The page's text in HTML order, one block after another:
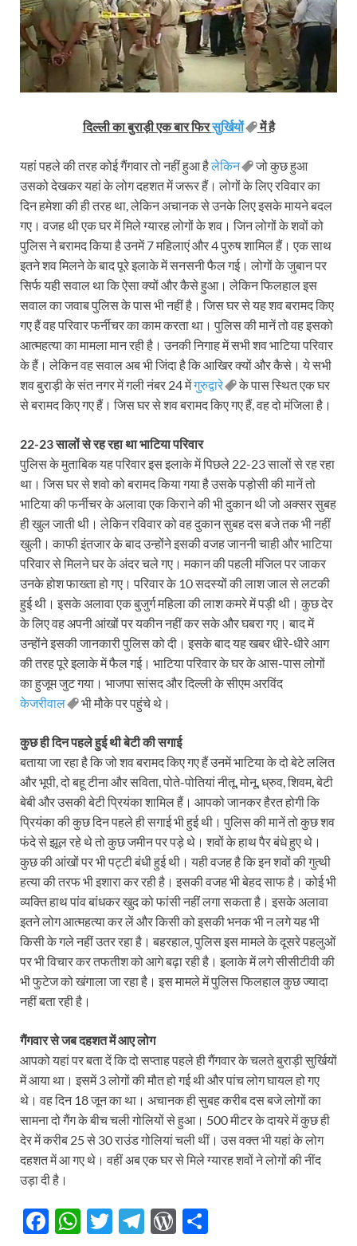
दिल्ली का बुराड़ी एक बार फिरसुर्खियों में है
यहां पहले की तरह कोई गैंगवार तो नहीं हुआ हैलेकिन
जो कुछ हुआ
उसको देखकर यहां के लोग दहशत में जरूर हैं। लोगों के लिए रविवार का
दिन हमेशा की ही तरह था, लेकिन अचानक से उनके लिए इसके मायने बदल
गए। वजह थी एक घर में मिले ग्‍यारह लोगों के शव। जिन लोगों के शवों को
पुलिस ने बरामद किया है उनमें 7 महिलाएं और 4 पुरुष शामिल हैं। एक साथ
इतने शव मिलने के बाद पूरे इलाके में सनसनी फैल गई। लोगों के जुबान पर
सिर्फ यही सवाल था कि ऐसा क्‍यों और कैसे हुआ। लेकिन फिलहाल इस
सवाल का जवाब पुलिस के पास भी नहीं है। जिस घर से यह शव बरामद किए
गए हैं वह परिवार फर्नीचर का काम करता था। पुलिस की मानें तो वह इसको
आत्‍महत्‍या का मामला मान रही है। उनकी निगाह में सभी शव भाटिया परिवार
के हैं। लेकिन वह सवाल अब भी जिंदा है कि आखिर क्‍यों और कैसे। ये सभी
शव बुराड़ी के संत नगर में गली नंबर 24 मेंगुरुद्वारे
के पास स्थित एक घर
से बरामद किए गए हैं। जिस घर से शव बरामद किए गए हैं, वह दो मंजिला है।
22-23 सालों से रह रहा था भाटिया परिवार
पुलिस के मुताबिक यह परिवार इस इलाके में पिछले 22-23 सालों से रह रहा
था। जिस घर से शवो को बरामद किया गया है उसके पड़ोसी की मानें तो
भाटिया की फर्नीचर के अलावा एक किराने की भी दुकान थी जो अक्‍सर सुबह
ही खुल जाती थी। लेकिन रविवार को वह दुकान सुबह दस बजे तक भी नहीं
खुली। काफी इंतजार के बाद उन्‍होंने इसकी वजह जाननी चाही और भाटिया
परिवार से मिलने घर के अंदर चले गए। मकान की पहली मंजिल पर जाकर
उनके होश फाख्‍ता हो गए। परिवार के 10 सदस्यों की लाश जाल से लटकी
हुई थी। इसके अलावा एक बुजुर्ग महिला की लाश कमरे में पड़ी थी। कुछ देर
के लिए वह अपनी आंखों पर यकीन नहीं कर सके और घबरा गए। बाद में
उन्‍होंने इसकी जानकारी पुलिस को दी। इसके बाद यह खबर धीरे-धीरे आग
की तरह पूरे इलाके में फैल गई। भाटिया परिवार के घर के आस-पास लोगों
का हुजूम जुट गया। भाजपा सांसद और दिल्‍ली के सीएम अरविंद
केजरीवाल
भी मौके पर पहुंचे थे।
कुछ ही दिन पहले हुई थी बेटी की सगाई
बताया जा रहा है कि जो शव बरामद किए गए हैं उनमें भाटिया के दो बेटे ललित
और भूपी, दो बहू टीना और सविता, पोते-पोतियां नीतू, मोनू, ध्रुव, शिवम, बेटी
बेबी और उसकी बेटी प्रियंका शामिल हैं। आपको जानकर हैरत होगी कि
प्रियंका की कुछ दिन पहले ही सगाई भी हुई थी। पुलिस की मानें तो कुछ शव
फंदे से झूल रहे थे तो कुछ जमीन पर पड़े थे। शवों के हाथ पैर बंधे हुए थे।
कुछ की आंखों पर भी पट्टी बंधी हुई थी। यही वजह है कि इन शवों की गुत्‍थी
हत्‍या की तरफ भी इशारा कर रही है। इसकी वजह भी बेहद साफ है। कोई भी
व्‍यक्ति हाथ पांव बांधकर खुद को फांसी नहीं लगा सकता है। इसके अलावा
इतने लोग आत्‍महत्‍या कर लें और किसी को इसकी भनक भी न लगे यह भी
किसी के गले नहीं उतर रहा है। बहरहाल, पुलिस इस मामले के दूसरे पहलुओं
पर भी विचार कर तफतीश को आगे बढ़ा रही है। इलाके में लगे सीसीटीवी की
भी फुटेज को खंगाला जा रहा है। इस मामले में पुलिस फिलहाल कुछ ज्‍यादा
नहीं बता रही है।
गैंगवार से जब दहशत में आए लोग
आपको यहां पर बता दें कि दो सप्‍ताह पहले ही गैंगवार के चलते बुराड़ी सुर्खियों
में आया था। इसमें 3 लोगों की मौत हो गई थी और पांच लोग घायल हो गए
थे। वह दिन 18 जून का था। अचानक ही सुबह करीब दस बजे लोगों का
सामना दो गैंग के बीच चली गोलियों से हुआ। 500 मीटर के दायरे में कुछ ही
देर में करीब 25 से 30 राउंड गोलियां चली थीं। उस वक्‍त भी यहां के लोग
दहशत में आ गए थे। वहीं अब एक घर से मिले ग्‍यारह शवों ने लोगों की नींद
उड़ा दी है।
F
W T
T
W